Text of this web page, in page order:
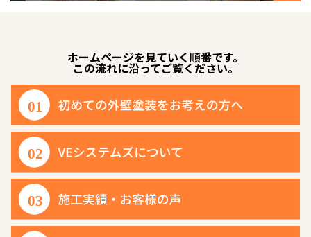
ホームページを見ていく順番です。
この流れに沿ってご覧ください。